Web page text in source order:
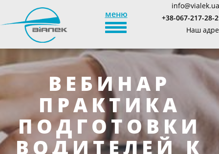
меню
TOGGLE_NAVIGATION
info@vialek.ua
+38-067-217-28-
Наш
ВЕБИНАР
ПРАКТИКА
ПОДГОТОВКИ
ВОДИТЕЛЕЙ К